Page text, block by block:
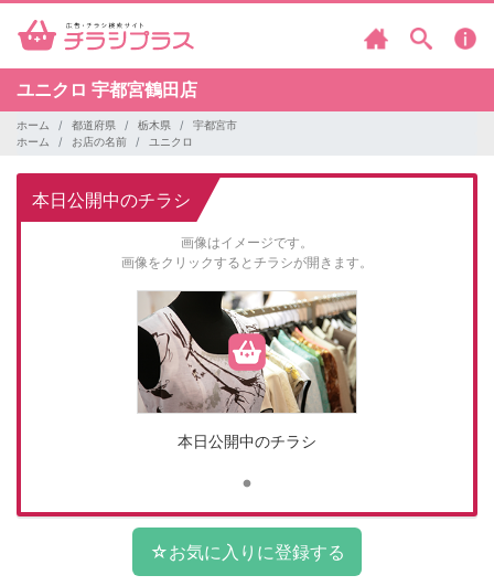
ユニクロ 宇都宮鶴田店
ホーム 都道府県 栃木県
宇都宮市
ホーム
お店の名前 ユニクロ
本日公開中のチラシ
画像はイメージです。
画像をクリックするとチラシが開きます。
本日公開中のチラシ